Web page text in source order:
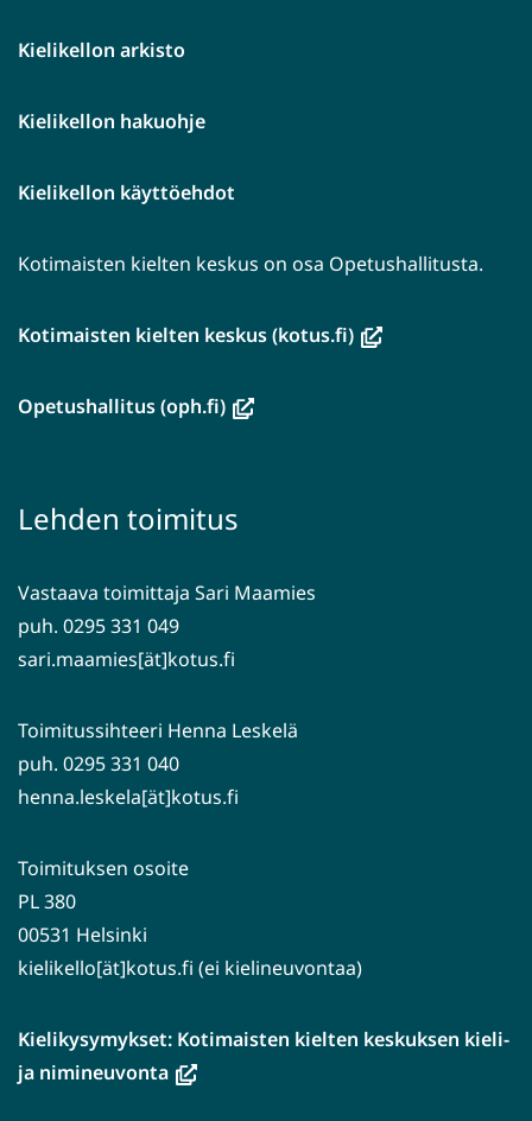
Kielikellon arkisto
Kielikellon hakuohje
Kielikellon käyttöehdot
Kotimaisten kielten keskus on osa Opetushallitusta.
Kotimaisten kielten keskus (kotus.fi)(avautuu
Opetushallitus (oph.fi)(avautuu
toiseen
Lehden toimitus
Vastaava toimittaja Sari Maamies
puh. 0295 331 049
sari.maamies[ät]kotus.fi
Toimitussihteeri Henna Leskelä
puh. 0295 331 040
henna.leskela[ät]kotus.fi
Toimituksen osoite
PL 380
00531 Helsinki
kielikello[ät]kotus.fi (ei kielineuvontaa)
Kielikysymykset: Kotimaisten kielten keskuksen kieli-
ja nimineuvonta(avautuu